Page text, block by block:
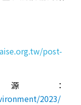
post-
：
2023/